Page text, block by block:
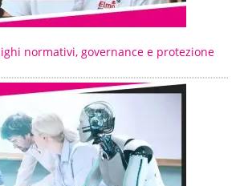
normativi, governance e protezione